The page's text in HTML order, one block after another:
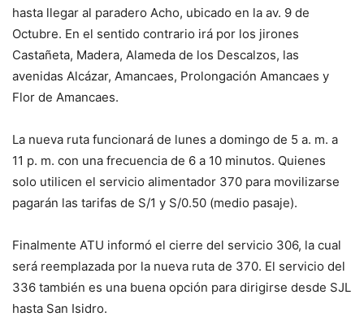
hasta llegar al paradero Acho, ubicado en la av. 9 de
Octubre. En el sentido contrario irá por los jirones
Castañeta, Madera, Alameda de los Descalzos, las
avenidas Alcázar, Amancaes, Prolongación Amancaes y
Flor de Amancaes.
La nueva ruta funcionará de lunes a domingo de 5 a. m. a
11 p. m. con una frecuencia de 6 a 10 minutos. Quienes
solo utilicen el servicio alimentador 370 para movilizarse
pagarán las tarifas de S/1 y S/0.50 (medio pasaje).
Finalmente ATU informó el cierre del servicio 306, la cual
será reemplazada por la nueva ruta de 370. El servicio del
336 también es una buena opción para dirigirse desde SJL
hasta San Isidro.